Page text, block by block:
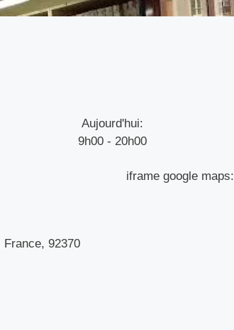
Aujourd'hui:
9h00 - 20h00
92370
iframe google maps: